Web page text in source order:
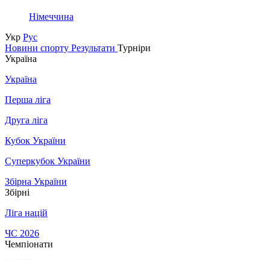
Німеччина
Укр Рус
Новини спорту Результати Турніри
Україна
Україна
Перша ліга
Друга ліга
Кубок України
Суперкубок України
Збірна України
Збірні
Ліга націй
ЧС 2026
Чемпіонати